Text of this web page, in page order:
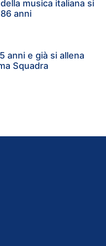
musica italiana si
anni
anni e già si allena
Squadra